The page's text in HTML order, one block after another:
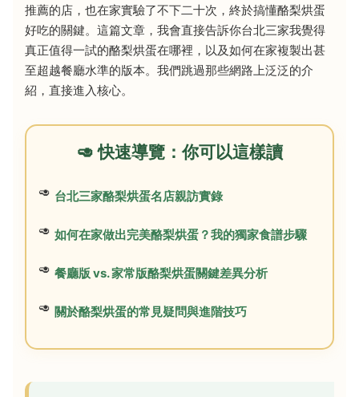
推薦的店，也在家實驗了不下二十次，終於搞懂酪梨烘蛋
好吃的關鍵。這篇文章，我會直接告訴你台北三家我覺得
真正值得一試的酪梨烘蛋在哪裡，以及如何在家複製出甚
至超越餐廳水準的版本。我們跳過那些網路上泛泛的介
紹，直接進入核心。
🥑 快速導覽：你可以這樣讀
台北三家酪梨烘蛋名店親訪實錄
如何在家做出完美酪梨烘蛋？我的獨家食譜步驟
餐廳版 vs. 家常版酪梨烘蛋關鍵差異分析
關於酪梨烘蛋的常見疑問與進階技巧